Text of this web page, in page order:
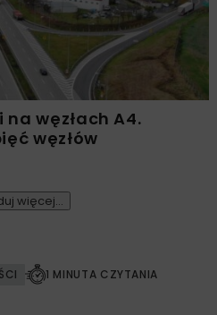
węzłach A4.
węzłów
więcej...
1 MINUTA CZYTANIA